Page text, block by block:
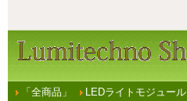
「全商品」 LEDライトモジュール